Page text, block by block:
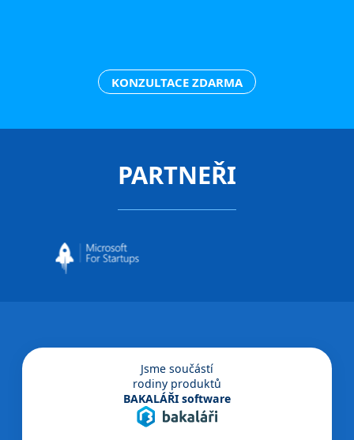
KONZULTACE ZDARMA
PARTNEŘI
Jsme součástí
rodiny produktů
BAKALÁŘI software